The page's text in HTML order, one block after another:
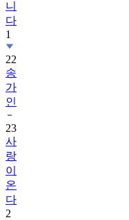
니
다
1
22
송
가
인
23
사
랑
이
온
다
2